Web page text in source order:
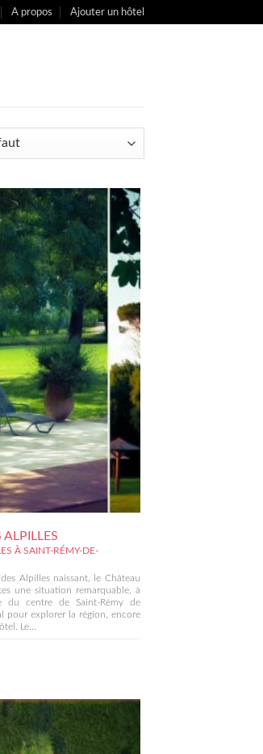
A propos Ajouter un hôtel
À SAINT-RÉMY-DE-
Alpilles naissant, le Château
une situation remarquable, à
du centre de Saint-Rémy de
pour explorer la région, encore
Le...